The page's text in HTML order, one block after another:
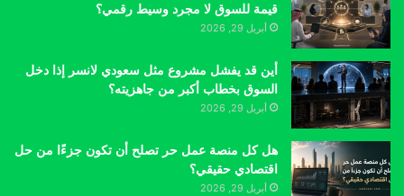
قيمة للسوق لا مجرد وسيط رقمي؟
أبريل 29, 2026
أين قد يفشل مشروع مثل سعودي لانسر إذا دخل
السوق بخطاب أكبر من جاهزيته؟
أبريل 29, 2026
هل كل منصة عمل حر تصلح أن تكون جزءًا من حل
اقتصادي حقيقي؟
أبريل 29, 2026